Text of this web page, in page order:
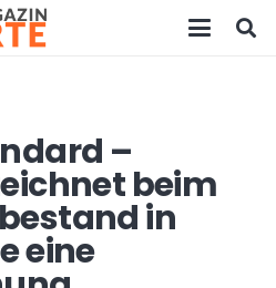
–
beim
in
eine